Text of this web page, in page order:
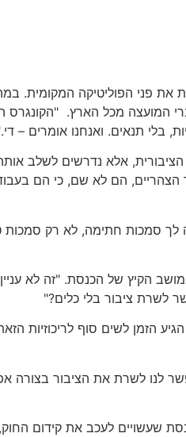
פני הפוליטיקה המקומית.
מכל הארץ. "הקונגרס
תנאים. ואנחנו אומרים –
שכר כלשהו על עבודתם הציבורית, אלא
הצהריים, הם לא שם, כי הם
לך סמכות חתימה, לא רק
הקיץ של הכנסת. "זה לא
הזמן לשים סוף לריכוזיות
לנו לשרת את הציבור בצורה
שעשויים לעכב את קידום